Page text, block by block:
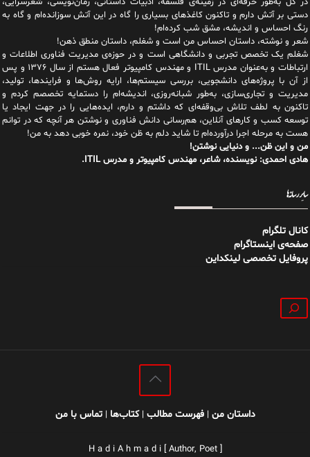
دستی بر آتش دارم و تاکنون کاغذهای بسیاری را گاه در این آتش سوزانده‌ام و گاه به
رنگ احساس و اندیشه، مشق شب کرده‌ام!
شعر و نوشته، داستان احساس من است و شغلم، داستان منطق ذهن!
شغلم یک تخصص تجربی و دانشگاهی است و در حوزه‌ی مدیریت فناوری اطلاعات و
ارتباطات و به‌عنوان مدرس ITIL و مهندس کامپیوتر فعال هستم از سال ۱۳۷۶ و پس
از آن با پروژه‌های دانشجویی، بررسی سیستم‌ها، ارایه روش‌ها و فرایندها، تولید،
مدیریت و تجاری‌سازی، به‌طور شبانه‌روزی، اندیشه‌ام را دستمایه تخصصم کردم و
تاکنون به لطف تلاش بی‌وقفه‌ای که داشتم و دارم، اید‌ه‌هایی را در جهت ایجاد یا
توسعه کسب و کارهای آنلاین، هم‌رسانی دانش فناوری و نوشتن هر آنچه که در توانم
هست به مرحله اجرا درآورده‌ام تا شاید دلم به ظن خود، نمره خوبی دهد به من!
من و این ظن... و دنیایی نوشتن!
هادی احمدی: نویسنده، شاعر، مهندس کامپیوتر و مدرس ITIL.
سایر رسانه‌ها
کانال تلگرام
صفحه‌ی اینستاگرام
پروفایل تخصصی لینکداین
جستجو
داستان من |فهرست مطالب |کتاب‌ها |تماس با من
H a d i A h m a d i [ Author, Poet ]